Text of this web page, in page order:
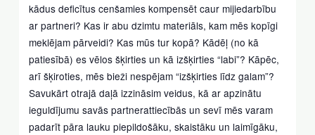
kādus deficītus cenšamies kompensēt caur mijiedarbību
ar partneri? Kas ir abu dzimtu materiāls, kam mēs kopīgi
meklējam pārveidi? Kas mūs tur kopā? Kādēļ (no kā
patiesībā) es vēlos šķirties un kā izšķirties “labi”? Kāpēc,
arī šķiroties, mēs bieži nespējam “izšķirties līdz galam”?
Savukārt otrajā daļā izzināsim veidus, kā ar apzinātu
ieguldījumu savās partnerattiecībās un sevī mēs varam
padarīt pāra lauku piepildošāku, skaistāku un laimīgāku,